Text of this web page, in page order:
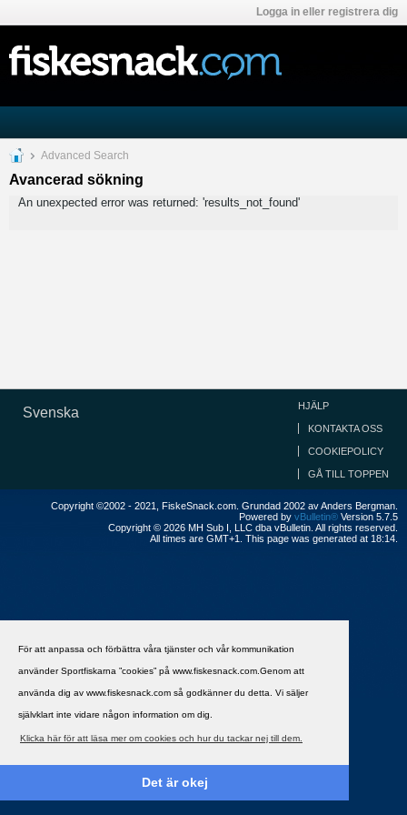
För att anpassa och förbättra våra tjänster och vår kommunikation
använder Sportfiskarna ”cookies” på www.fiskesnack.com.Genom att
använda dig av www.fiskesnack.com så godkänner du detta. Vi säljer
självklart inte vidare någon information om dig.
Klicka här för att läsa mer om cookies och hur du tackar nej till dem.
Det är okej
Logga in eller registrera dig
Advanced Search
Avancerad sökning
An unexpected error was returned: 'results_not_found'
Svenska HJÄLP
KONTAKTA OSS
COOKIEPOLICY
GÅ TILL TOPPEN
Copyright ©2002 - 2021, FiskeSnack.com. Grundad 2002 av Anders Bergman.
Powered by vBulletin® Version 5.7.5
Copyright © 2026 MH Sub I, LLC dba vBulletin. All rights reserved.
All times are GMT+1. This page was generated at 18:14.